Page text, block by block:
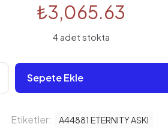
₺3,065.63
4 adet stokta
Sepete Ekle
Etiketler: A44881 ETERNITY ASKI